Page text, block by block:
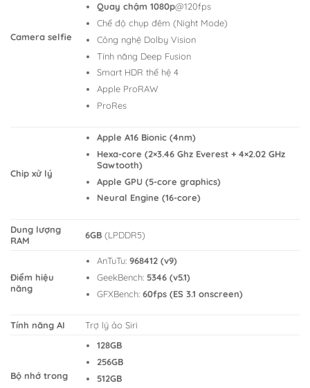
Camera selfie
Quay chậm 1080p@120fps
Chế độ chụp đêm (Night Mode)
Công nghệ Dolby Vision
Tính năng Deep Fusion
Smart HDR thế hệ 4
Apple ProRAW
ProRes
Chip xử lý
Apple A16 Bionic (4nm)
Hexa-core (2×3.46 Ghz Everest + 4×2.02 GHz
Sawtooth)
Apple GPU (5-core graphics)
Neural Engine (16-core)
Dung lượng
RAM
6GB (LPDDR5)
Điểm hiệu
năng
AnTuTu:968412 (v9)
GeekBench: 5346 (v5.1)
GFXBench:60fps (ES 3.1 onscreen)
Tính năng AI Trợ lý ảo Siri
Bộ nhớ trong
128GB
256GB
512GB